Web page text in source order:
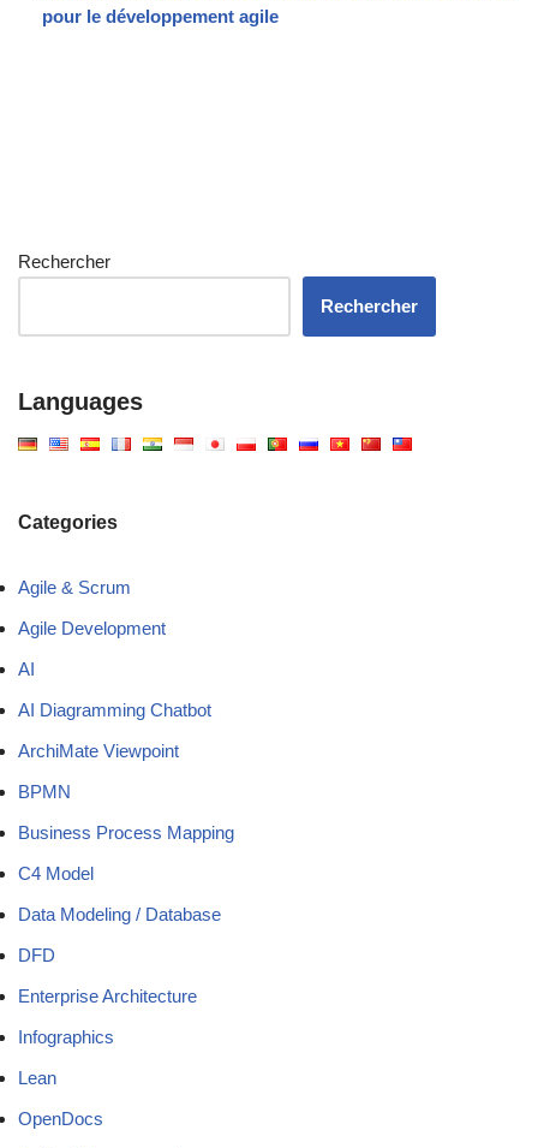
pour le développement agile
Rechercher
Rechercher
Languages
Categories
Agile & Scrum
Agile Development
AI
AI Diagramming Chatbot
ArchiMate Viewpoint
BPMN
Business Process Mapping
C4 Model
Data Modeling / Database
DFD
Enterprise Architecture
Infographics
Lean
OpenDocs